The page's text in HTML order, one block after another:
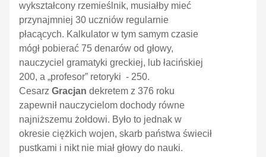
wykształcony rzemieślnik, musiałby mieć
przynajmniej 30 uczniów regularnie
płacących. Kalkulator w tym samym czasie
mógł pobierać 75 denarów od głowy,
nauczyciel gramatyki greckiej, lub łacińskiej
200, a „profesor” retoryki - 250.
Cesarz Gracjan dekretem z 376 roku
zapewnił nauczycielom dochody równe
najniższemu żołdowi. Było to jednak w
okresie ciężkich wojen, skarb państwa świecił
pustkami i nikt nie miał głowy do nauki.